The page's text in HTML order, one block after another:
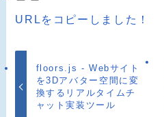
URLをコピーしました！
floors.js - Webサイト
を3Dアバター空間に変
換するリアルタイムチ
ャット実装ツール